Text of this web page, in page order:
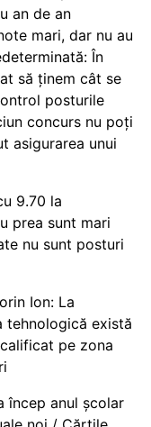
an de an
mari, dar nu au
În
să ținem cât se
posturile
concurs nu poți
asigurarea unui
9.70 la
prea sunt mari
nu sunt posturi
Ion: La
tehnologică există
pe zona
încep anul școlar